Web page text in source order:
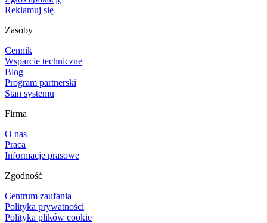
Reklamuj się
Zasoby
Cennik
Wsparcie techniczne
Blog
Program partnerski
Stan systemu
Firma
O nas
Praca
Informacje prasowe
Zgodność
Centrum zaufania
Polityka prywatności
Polityka plików cookie